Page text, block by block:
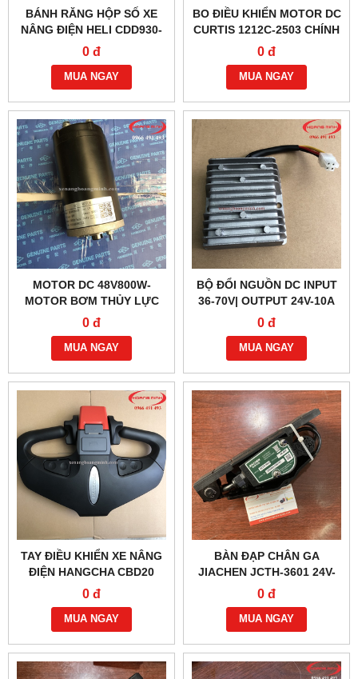
BÁNH RĂNG HỘP SỐ XE
NÂNG ĐIỆN HELI CDD930-
CBD460, SỐ 13-17
0 đ
MUA NGAY
BO ĐIỀU KHIỂN MOTOR DC
CURTIS 1212C-2503 CHÍNH
HÃNG
0 đ
MUA NGAY
MOTOR DC 48V800W-
MOTOR BƠM THỦY LỰC
XE NÂNG ĐIỆN
0 đ
MUA NGAY
BỘ ĐỔI NGUỒN DC INPUT
36-70V| OUTPUT 24V-10A
0 đ
MUA NGAY
TAY ĐIỀU KHIỂN XE NÂNG
ĐIỆN HANGCHA CBD20
AEBS200-240000-000
0 đ
MUA NGAY
BÀN ĐẠP CHÂN GA
JIACHEN JCTH-3601 24V-
48V CHÍNH HÃNG
0 đ
MUA NGAY